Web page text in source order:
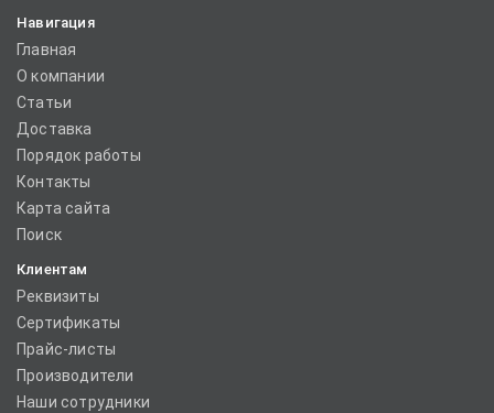
Навигация
Главная
О компании
Статьи
Доставка
Порядок работы
Контакты
Карта сайта
Поиск
Клиентам
Реквизиты
Сертификаты
Прайс-листы
Производители
Наши сотрудники